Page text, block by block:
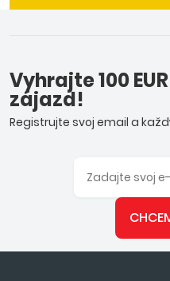
Vyhrajte 100
zájazd!
Registrujte svoj email a